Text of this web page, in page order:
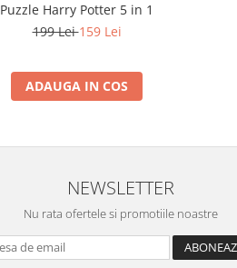
Puzzle Harry Potter 5 in 1
199 Lei159 Lei
ADAUGA IN COS
NEWSLETTER
Nu rata ofertele si promotiile noastre